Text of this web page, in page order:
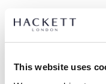
This website uses
Lo